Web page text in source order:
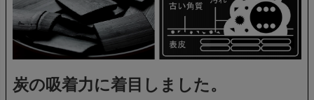
炭の吸着力に着目しました。